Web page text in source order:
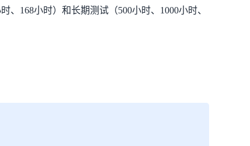
168小时）和长期测试（500小时、1000小时、